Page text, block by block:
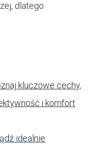
dlatego
kluczowe cechy,
i komfort
idealnie